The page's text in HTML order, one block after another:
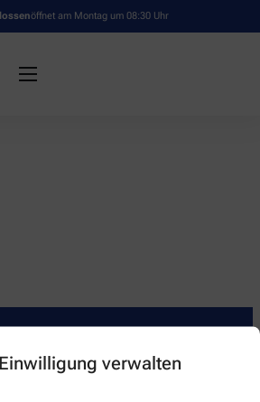
verwalten
öffnet am Montag um 08:30 Uhr